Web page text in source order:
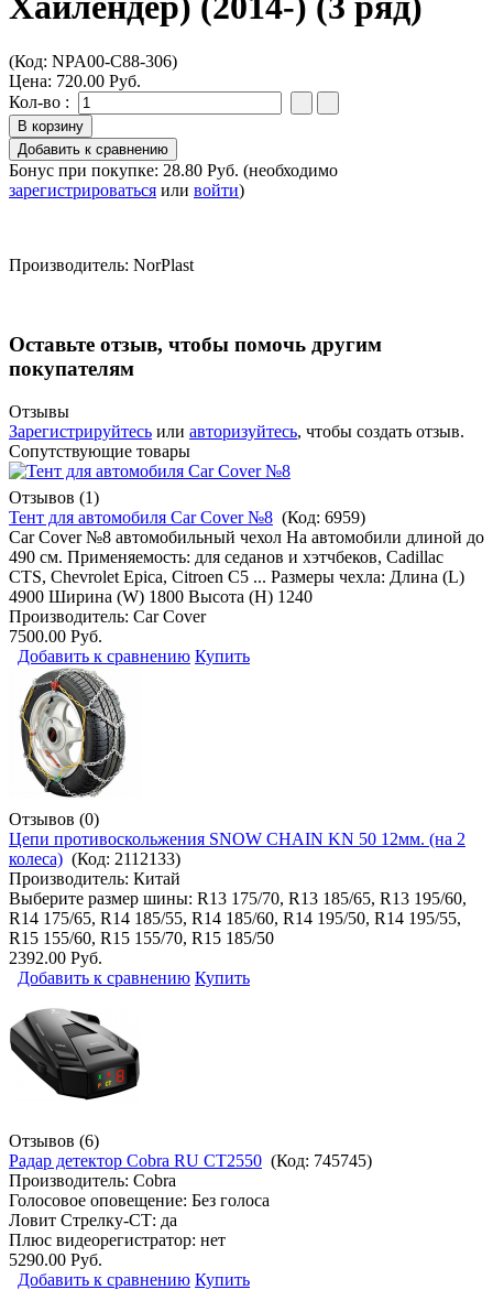
(Код: NPA00-C88-306)
Цена: 720.00 Руб.
Кол-во :
Бонус при покупке: 28.80 Руб. (необходимо
зарегистрироваться или войти)
Производитель: NorPlast
Оставьте отзыв, чтобы помочь другим
покупателям
Отзывы
Зарегистрируйтесь или авторизуйтесь, чтобы создать отзыв.
Сопутствующие товары
Отзывов (1)
Тент для автомобиля Car Cover №8 (Код: 6959)
Car Cover №8 автомобильный чехол На автомобили длиной до
490 см. Применяемость: для седанов и хэтчбеков, Cadillac
CTS, Chevrolet Epica, Citroen C5 ... Размеры чехла: Длина (L)
4900 Ширина (W) 1800 Высота (H) 1240
Производитель: Car Cover
7500.00 Руб.
Добавить к сравнению Купить
Отзывов (0)
Цепи противоскольжения SNOW CHAIN KN 50 12мм. (на 2
колеса) (Код: 2112133)
Производитель: Китай
Выберите размер шины: R13 175/70, R13 185/65, R13 195/60,
R14 175/65, R14 185/55, R14 185/60, R14 195/50, R14 195/55,
R15 155/60, R15 155/70, R15 185/50
2392.00 Руб.
Добавить к сравнению Купить
Отзывов (6)
Радар детектор Cobra RU CT2550 (Код: 745745)
Производитель: Cobra
Голосовое оповещение: Без голоса
Ловит Стрелку-СТ: да
Плюс видеорегистратор: нет
5290.00 Руб.
Добавить к сравнению Купить